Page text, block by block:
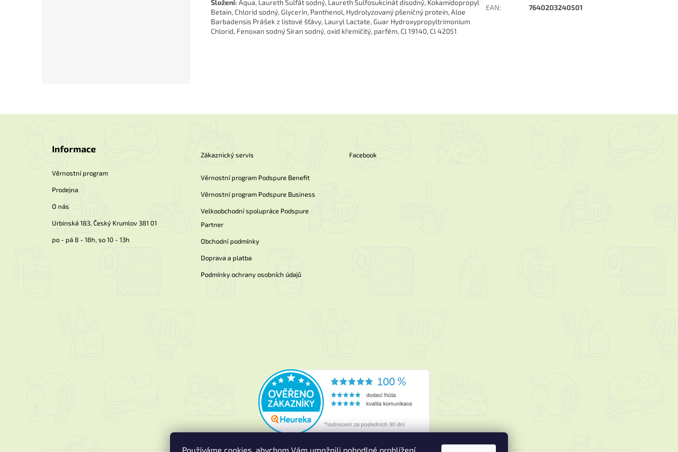
Používáme cookies, abychom Vám umožnili pohodlné prohlížení
Složení: Aqua, Laureth Sulfát sodný, Laureth Sulfosukcinát disodný, Kokamidopropyl
Betain, Chlorid sodný, Glycerin, Panthenol, Hydrolyzovaný pšeničný protein, Aloe
Barbadensis Prášek z listové šťávy, Lauryl Lactate, Guar Hydroxypropyltrimonium
Chlorid, Fenoxan sodný Síran sodný, oxid křemičitý, parfém, Cl 19140, Cl 42051
EAN: 7640203240501
Informace
Věrnostní program
Prodejna
O nás
Urbinská 183, Český Krumlov 381 01
po - pá 8 - 18h, so 10 - 13h
Zákaznický servis
Věrnostní program Podspure Benefit
Věrnostní program Podspure Business
Velkoobchodní spolupráce Podspure
Partner
Obchodní podmínky
Doprava a platba
Podmínky ochrany osobních údajů
Facebook